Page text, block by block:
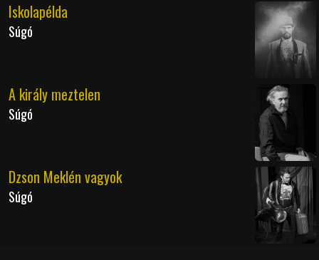
Iskolapélda
Súgó
A király meztelen
Súgó
Dzson Meklén vagyok
Súgó